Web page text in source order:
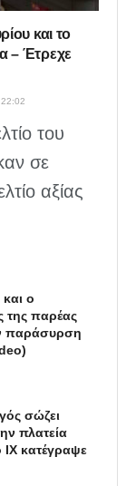
και το
– Έτρεχε
του
σε
αξίας
ο
της παρέας
παράσυρση
σώζει
πλατεία
ΙΧ κατέγραψε